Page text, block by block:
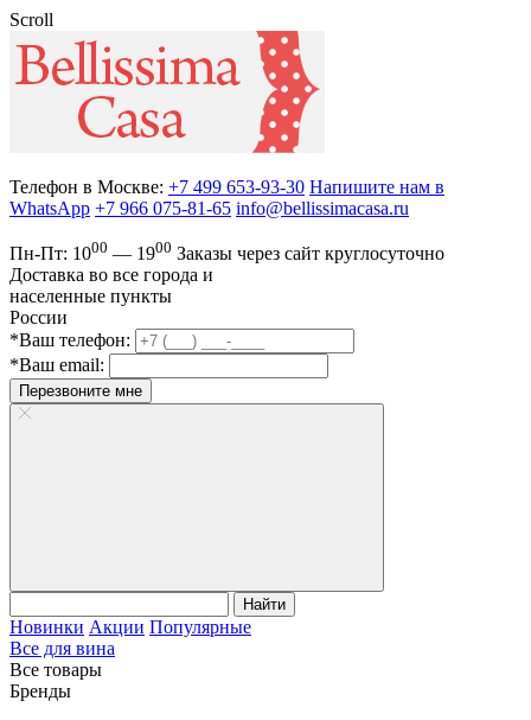
Scroll
Телефон в Москве: +7 499 653-93-30 Напишите нам в
WhatsApp +7 966 075-81-65 info@bellissimacasa.ru
Пн-Пт: 1000 — 1900 Заказы через сайт круглосуточно
Доставка во все города и
населенные пункты
России
*Ваш телефон:
*Ваш email:
Перезвоните мне
Найти
Новинки Акции Популярные
Все для вина
Все товары
Бренды